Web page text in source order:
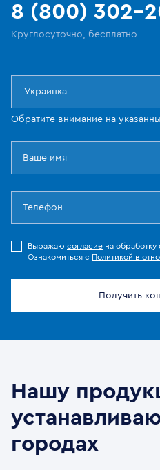
8 (800) 302-
Круглосуточно, бесплатно
Украинка
Обратите внимание на
Выражаю согласие на обработку
Ознакомиться с Политикой в
Получить
Нашу
городах